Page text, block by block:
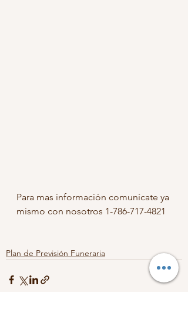
Para mas información comunícate ya
mismo con nosotros 1-786-717-4821
Plan de Previsión Funeraria